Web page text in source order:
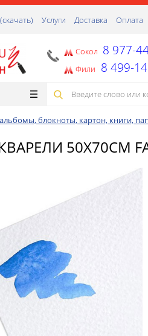
Услуги Доставка Оплата
Сокол 8 977-
Фили 8 499-
блокноты, картон, книги,
50Х70СМ